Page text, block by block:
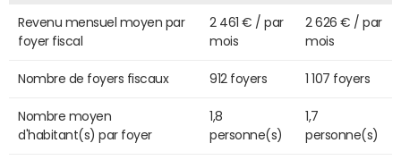
Revenu mensuel moyen par
foyer fiscal
2 461 € / par
mois
2 626 € / par
mois
Nombre de foyers fiscaux 912 foyers 1 107 foyers
Nombre moyen
d'habitant(s) par foyer
1,8
personne(s)
1,7
personne(s)